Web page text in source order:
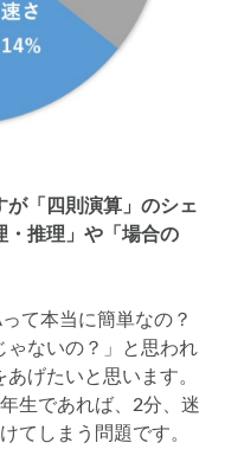
が「四則演算」のシェ
・推理」や「場合の
て本当に簡単なの？
ゃないの？」と思われ
げたいと思います。
生であれば、2分、迷
てしまう問題です。